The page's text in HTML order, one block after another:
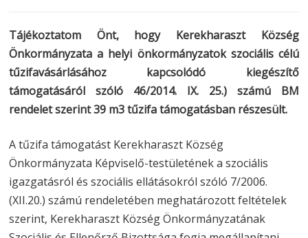
Tájékoztatom Önt, hogy Kerekharaszt Község
Önkormányzata a helyi önkormányzatok szociális célú
tűzifavásárlásához kapcsolódó kiegészítő
támogatásáról szóló 46/2014. IX. 25.) számú BM
rendelet szerint 39 m3 tűzifa támogatásban részesült.
A tűzifa támogatást Kerekharaszt Község
Önkormányzata Képviselő-testületének a szociális
igazgatásról és szociális ellátásokról szóló 7/2006.
(XII.20.) számú rendeletében meghatározott feltételek
szerint, Kerekharaszt Község Önkormányzatának